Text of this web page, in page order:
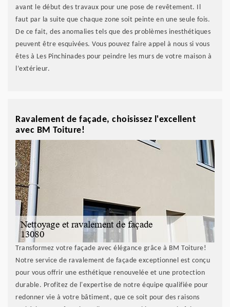
avant le début des travaux pour une pose de revêtement. Il
faut par la suite que chaque zone soit peinte en une seule fois.
De ce fait, des anomalies tels que des problèmes inesthétiques
peuvent être esquivées. Vous pouvez faire appel à nous si vous
êtes à Les Pinchinades pour peindre les murs de votre maison à
l’extérieur.
Ravalement de façade, choisissez l'excellent
avec BM Toiture!
Transformez votre façade avec élégance grâce à BM Toiture!
Notre service de ravalement de façade exceptionnel est conçu
pour vous offrir une esthétique renouvelée et une protection
durable. Profitez de l'expertise de notre équipe qualifiée pour
redonner vie à votre bâtiment, que ce soit pour des raisons